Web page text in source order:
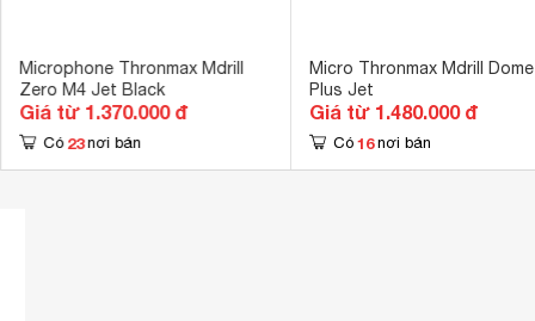
phẩm trang bị 2 tụ thu âm cao cấp có đường kính lần lượt
Bit Rate: 24bit nên âm thanh thu âm và phát trực tuyến rất
Microphone Thronmax Mdrill
Zero M4 Jet Black
Giá từ 1.370.000 đ
Có 23 nơi bán
Micro Thronmax Mdrill Dome
Plus Jet
Giá từ 1.480.000 đ
Có 16 nơi bán